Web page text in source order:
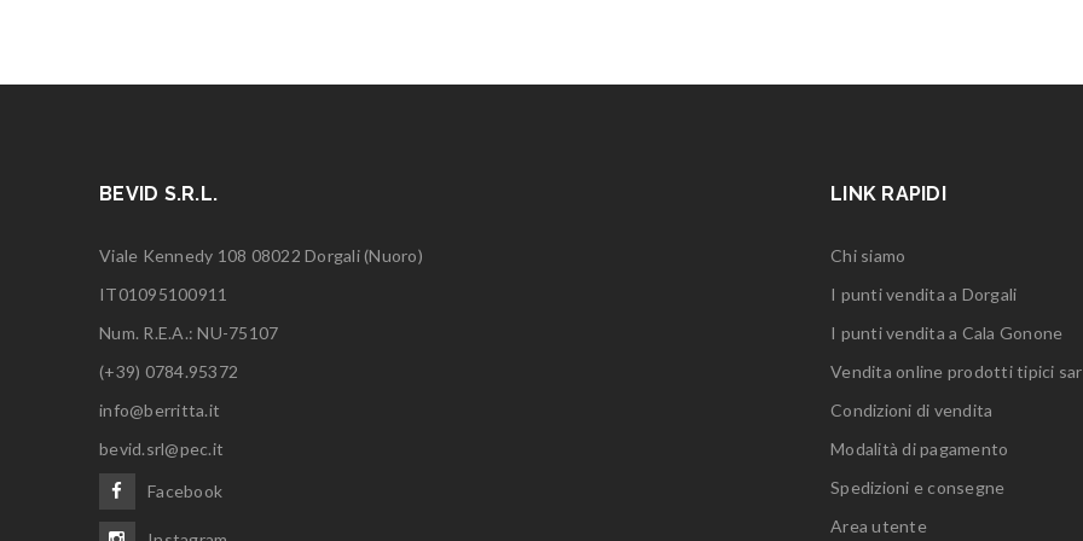
BEVID S.R.L.
Viale Kennedy 108 08022 Dorgali (Nuoro)
IT01095100911
Num. R.E.A.: NU-75107
(+39) 0784.95372
info@berritta.it
bevid.srl@pec.it
Facebook
LINK RAPIDI
Chi siamo
I punti vendita a Dorgali
I punti vendita a Cala Gonone
Vendita online prodotti tipici
Condizioni di vendita
Modalità di pagamento
Spedizioni e consegne
Area utente